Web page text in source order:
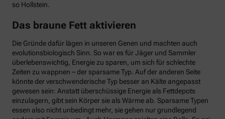
so Hollstein.
Das braune Fett aktivieren
Die Gründe dafür lägen in unseren Genen und machten auch
evolutionsbiologisch Sinn. So war es für Jäger und Sammler
überlebenswichtig, Energie zu sparen, um sich für schlechte
Zeiten zu wappnen – der sparsame Typ. Auf der anderen Seite
könnte der verschwenderische Typ besser an Kälte angepasst
gewesen sein: Anstatt überschüssige Energie als Fettdepots
einzulagern, gibt sein Körper sie als Wärme ab. Sparsame Typen
essen also nicht unbedingt mehr, sie gehen nur grundlegend